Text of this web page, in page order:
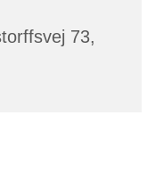
73,